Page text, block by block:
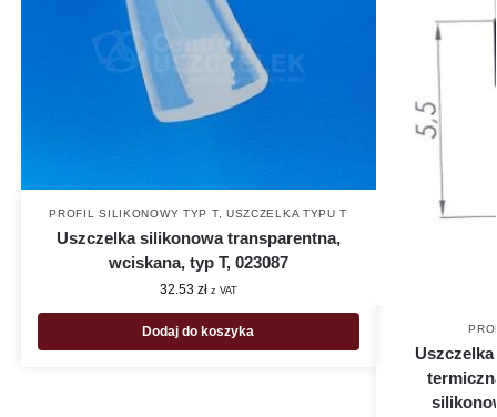
PROFIL SILIKONOWY TYP T, USZCZELKA TYPU T
Uszczelka silikonowa transparentna,
wciskana, typ T, 023087
32.53 zł z VAT
Dodaj do koszyka